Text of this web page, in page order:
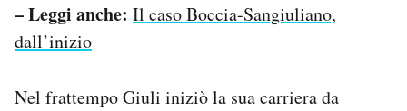
– Leggi anche: Il caso Boccia-Sangiuliano,
dall’inizio
Nel frattempo Giuli iniziò la sua carriera da